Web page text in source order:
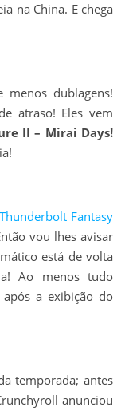
na China. E chega
dublagens!
atraso! Eles vem
II – Mirai Days!
Thunderbolt Fantasy
vou lhes avisar
está de volta
Ao menos tudo
a exibição do
temporada; antes
anunciou